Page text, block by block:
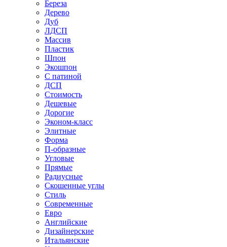
Береза
Дерево
Дуб
ЛДСП
Массив
Пластик
Шпон
Экошпон
С патиной
ДСП
Стоимость
Дешевые
Дорогие
Эконом-класс
Элитные
Форма
П-образные
Угловые
Прямые
Радиусные
Скошенные углы
Стиль
Современные
Евро
Английские
Дизайнерские
Итальянские